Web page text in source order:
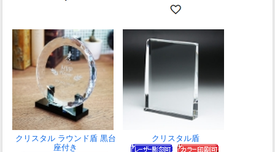
クリスタル ラウンド盾 黒台
座付き
クリスタル盾